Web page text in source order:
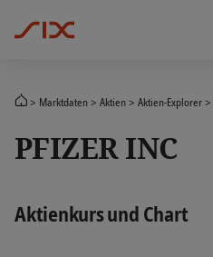
Marktdaten Aktien Aktien-Explorer
PFIZER INC
Aktienkurs und Chart